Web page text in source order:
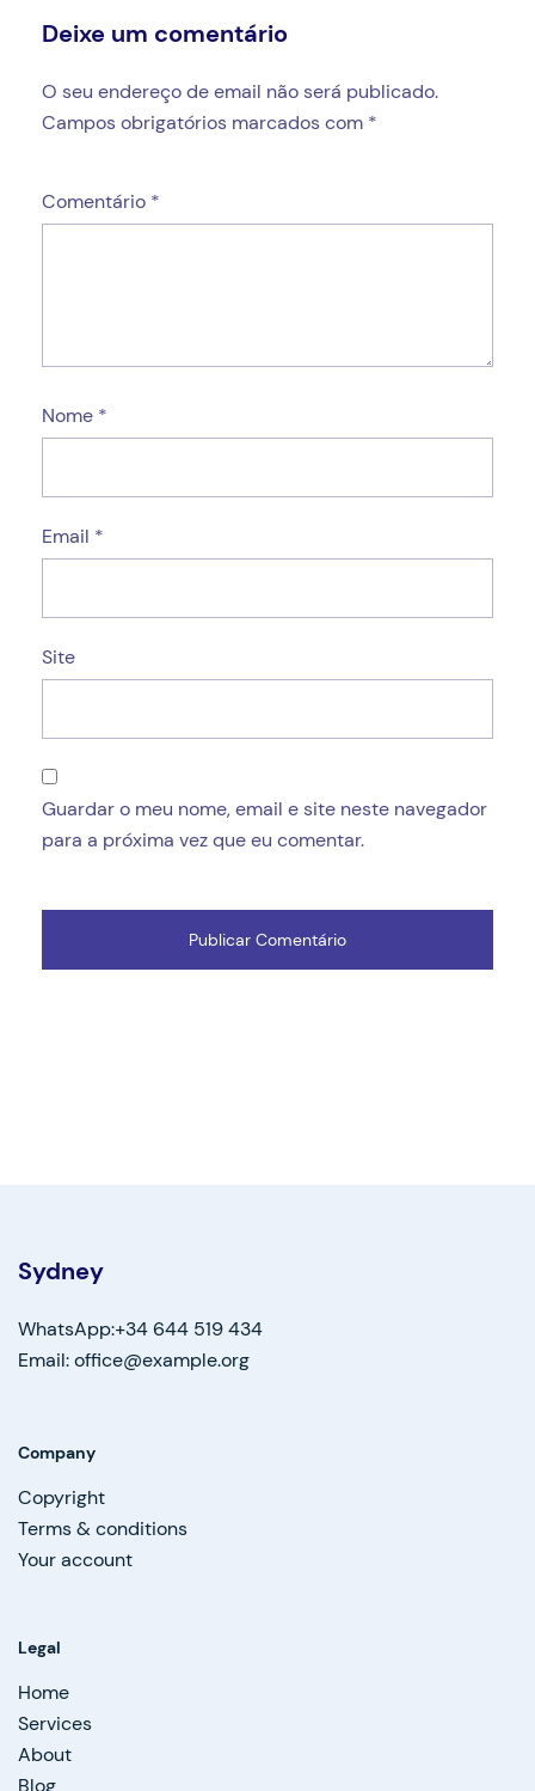
Deixe um comentário
O seu endereço de email não será publicado.
Campos obrigatórios marcados com *
Comentário *
Nome *
Email *
Site
Guardar o meu nome, email e site neste navegador
para a próxima vez que eu comentar.
Sydney
WhatsApp:+34 644 519 434
Email: office@example.org
Company
Copyright
Terms & conditions
Your account
Legal
Home
Services
About